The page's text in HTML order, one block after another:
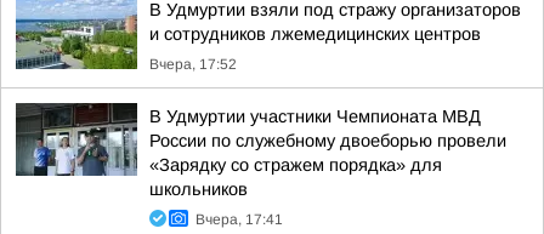
В Удмуртии взяли под стражу организаторов
и сотрудников лжемедицинских центров
Вчера, 17:52
В Удмуртии участники Чемпионата МВД
России по служебному двоеборью провели
«Зарядку со стражем порядка» для
школьников
Вчера, 17:41